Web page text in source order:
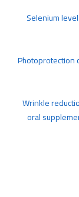
Selenium
Photoprotection
Wrinkle
oral